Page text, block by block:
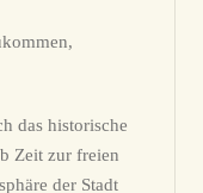
das historische
Zeit zur freien
der Stadt